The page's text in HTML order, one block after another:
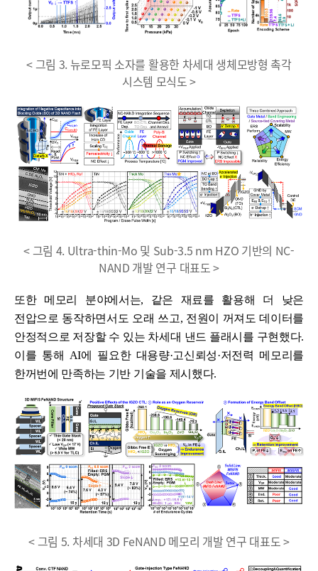
< 그림 3. 뉴로모픽 소자를 활용한 차세대 생체모방형 촉각
시스템 모식도 >
< 그림 4. Ultra-thin-Mo 및 Sub-3.5 nm HZO 기반의 NC-
NAND 개발 연구 대표도 >
또한 메모리 분야에서는, 같은 재료를 활용해 더 낮은
전압으로 동작하면서도 오래 쓰고, 전원이 꺼져도 데이터를
안정적으로 저장할 수 있는 차세대 낸드 플래시를 구현했다.
이를 통해 AI에 필요한 대용량·고신뢰성·저전력 메모리를
한꺼번에 만족하는 기반 기술을 제시했다.
< 그림 5. 차세대 3D FeNAND 메모리 개발 연구 대표도 >